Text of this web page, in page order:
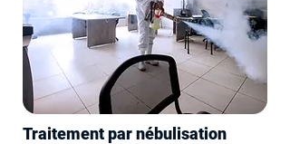
Traitement par nébulisation